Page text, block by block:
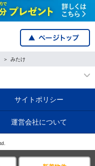
みたけ
サイトポリシー
運営会社について